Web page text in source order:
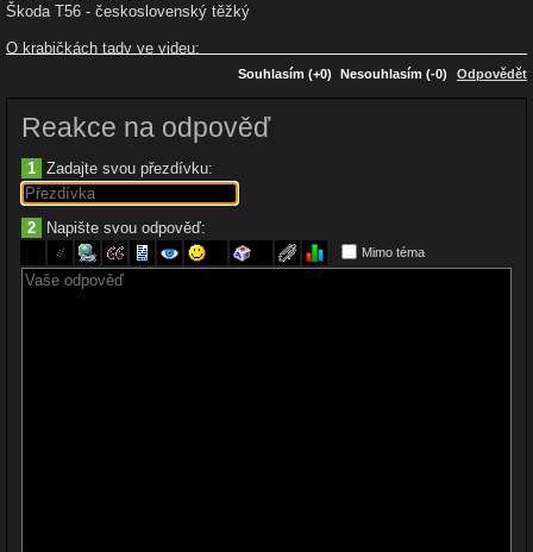
Škoda T56 - československý těžký
O krabičkách tady ve videu:
https://www.youtube.com/watch?v=bUEG8kK3qgc
Souhlasím (+0) Nesouhlasím (-0) Odpovědět
Reakce na odpověď
1 Zadajte svou přezdívku:
2 Napište svou odpověď:
Mimo téma